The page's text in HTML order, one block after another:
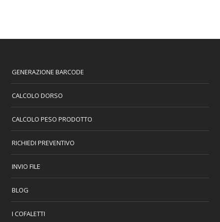
GENERAZIONE BARCODE
CALCOLO DORSO
CALCOLO PESO PRODOTTO
RICHIEDI PREVENTIVO
INVIO FILE
BLOG
I COFALETTI